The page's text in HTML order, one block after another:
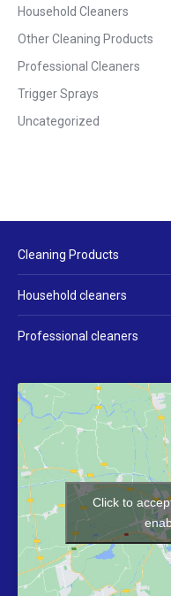
Household Cleaners
Other Cleaning Products
Professional Cleaners
Trigger Sprays
Uncategorized
Cleaning Products
Household cleaners
Professional cleaners
Click to